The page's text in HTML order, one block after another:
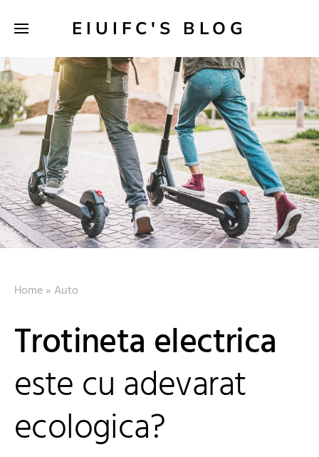
EIUIFC'S BLOG
Home» Auto
Trotineta electrica
este cu adevarat
ecologica?